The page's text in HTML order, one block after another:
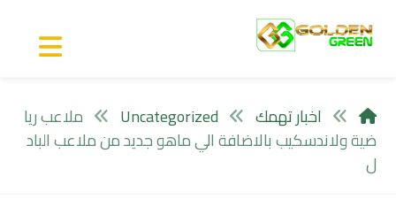
اخبار تهمك Uncategorized
ملاعب ريا
ضية ولاندسكيب بالاضافة الي ماهو جديد من ملاعب الباد
ل